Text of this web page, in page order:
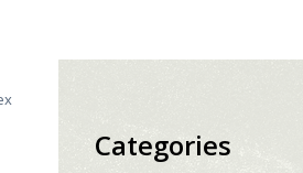
Categories